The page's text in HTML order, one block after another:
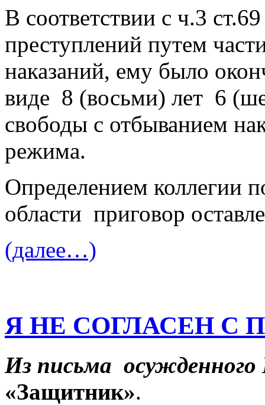
В соответствии с ч.3
преступлений путем
наказаний, ему было
виде 8 (восьми) лет 6
свободы с отбыванием
режима.
Определением коллегии
области приговор
(далее…)
Я НЕ СОГЛАСЕН С
Из письма
«Защитник».